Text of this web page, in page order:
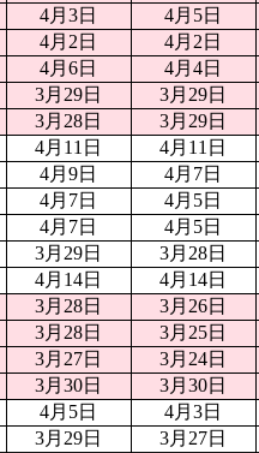
4月3日 4月5日
4月2日 4月2日
4月6日 4月4日
3月29日 3月29日
3月28日 3月29日
4月11日 4月11日
4月9日 4月7日
4月7日 4月5日
4月7日 4月5日
3月29日 3月28日
4月14日 4月14日
3月28日 3月26日
3月28日 3月25日
3月27日 3月24日
3月30日 3月30日
4月5日 4月3日
3月29日 3月27日